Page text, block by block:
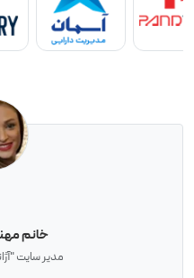
خانم
مدیر سایت